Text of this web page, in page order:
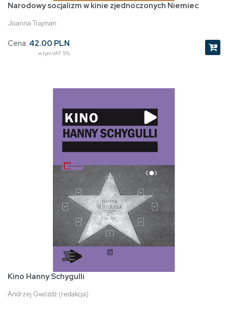
Narodowy socjalizm w kinie zjednoczonych Niemiec
Joanna Trajman
Cena: 42.00 PLN
w tym VAT 5%
Kino Hanny Schygulli
Andrzej Gwóźdź (redakcja)